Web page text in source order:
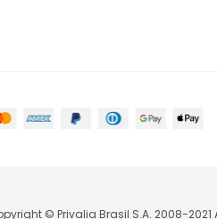
© Privalia Brasil S.A. 2008-2021